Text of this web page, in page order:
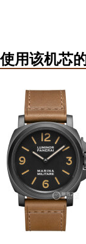
使用该机芯